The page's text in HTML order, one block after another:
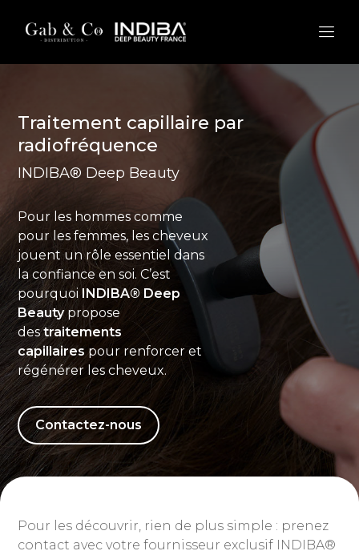
Traitement capillaire par
radiofréquence
INDIBA® Deep Beauty
Pour les hommes comme
pour les femmes, les cheveux
jouent un rôle essentiel dans
la confiance en soi. C’est
pourquoiINDIBA® Deep
Beautypropose
destraitements
capillairespour renforcer et
régénérer les cheveux.
Contactez-nous
Pour les découvrir, rien de plus simple : prenez
contact avec votre fournisseur exclusif INDIBA®